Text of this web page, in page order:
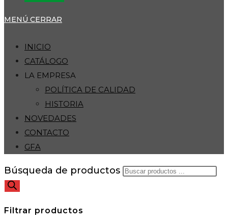
MENÚ CERRAR
INICIO
CATÁLOGO
LA EMPRESA
POLÍTICA DE CALIDAD
HISTORIA
NOVEDADES
CONTACTO
GFA
Búsqueda de productos
Filtrar productos